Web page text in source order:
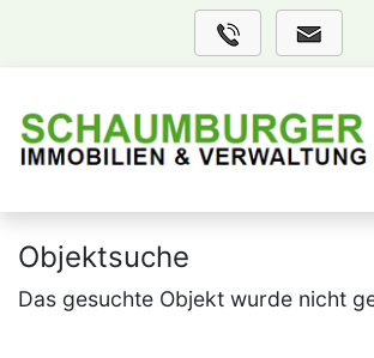
Objektsuche
Das gesuchte Objekt wurde nicht